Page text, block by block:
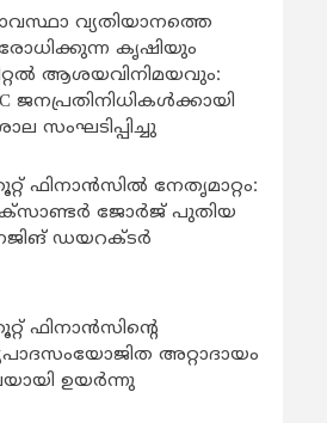
വ്യതിയാനത്തെ
കൃഷിയും
ആശയവിനിമയവും:
ജനപ്രതിനിധികൾക്കായി
സംഘടിപ്പിച്ചു
ഫിനാൻസിൽ നേതൃമാറ്റം:
ജോർജ് പുതിയ
ഡയറക്ടർ
ഫിനാൻസിന്റെ
അറ്റാദായം
ഉയർന്നു